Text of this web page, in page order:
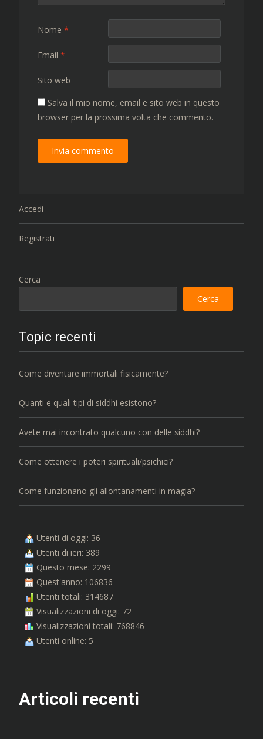
Nome *
Email *
Sito web
Salva il mio nome, email e sito web in questo
browser per la prossima volta che commento.
Accedi
Registrati
Cerca
Cerca
Topic recenti
Come diventare immortali fisicamente?
Quanti e quali tipi di siddhi esistono?
Avete mai incontrato qualcuno con delle siddhi?
Come ottenere i poteri spirituali/psichici?
Come funzionano gli allontanamenti in magia?
Utenti di oggi: 36
Utenti di ieri: 389
Questo mese: 2299
Quest'anno: 106836
Utenti totali: 314687
Visualizzazioni di oggi: 72
Visualizzazioni totali: 768846
Utenti online: 5
Articoli recenti